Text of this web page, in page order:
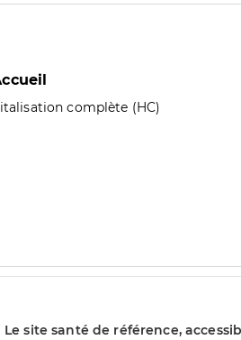
complète (HC)
Le site santé de référence,